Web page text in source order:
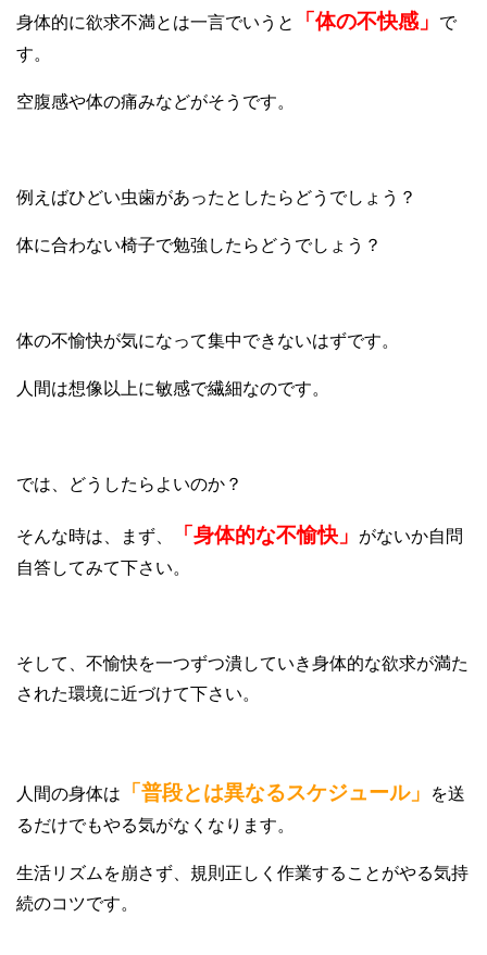
身体的に欲求不満とは一言でいうと 「体の不快感」
で
す。
空腹感や体の痛みなどがそうです。
例えばひどい虫歯があったとしたらどうでしょう？
体に合わない椅子で勉強したらどうでしょう？
体の不愉快が気になって集中できないはずです。
人間は想像以上に敏感で繊細なのです。
では、どうしたらよいのか？
そんな時は、まず、 「身体的な不愉快」
がないか自問
自答してみて下さい。
そして、不愉快を一つずつ潰していき身体的な欲求が満た
された環境に近づけて下さい。
人間の身体は 「普段とは異なるスケジュール」
を送
るだけでもやる気がなくなります。
生活リズムを崩さず、規則正しく作業することがやる気持
続のコツです。